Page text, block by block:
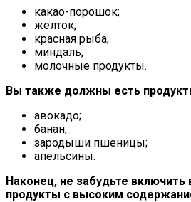
какао-порошок;
желток;
красная рыба;
миндаль;
молочные продукты.
Вы также должны есть
авокадо;
банан;
зародыши пшеницы;
апельсины.
Наконец, не забудьте включить
продукты с высоким